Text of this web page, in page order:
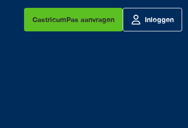
CastricumPas aanvragen Inloggen